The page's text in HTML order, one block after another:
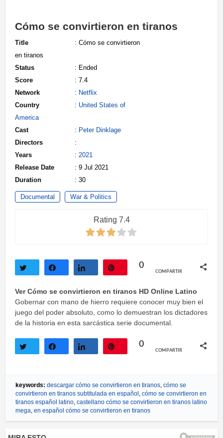
Cómo se convirtieron en tiranos
Title
: Cómo se convirtieron
en tiranos
Status
: Ended
Score
: 7.4
Network
: Netflix
Country
: United States of
America
Cast
: Peter Dinklage
Directors
:
Years
: 2021
Release Date
: 9 Jul 2021
Duration
: 30
Documental War & Politics
Rating 7.4
0
COMPARTIR
Ver Cómo se convirtieron en tiranos HD Online Latino
Gobernar con mano de hierro requiere conocer muy bien el
juego del poder absoluto, como lo demuestran los dictadores
de la historia en esta sarcástica serie documental.
0
COMPARTIR
keywords: descargar cómo se convirtieron en tiranos, cómo se
convirtieron en tiranos subtitulada en español , cómo se convirtieron en
tiranos español latino, castellano cómo se convirtieron en tiranos latino
mega, en español cómo se convirtieron en tiranos